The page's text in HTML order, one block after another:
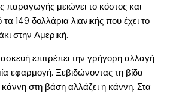
παραγωγής μειώνει το κόστος και
149 δολλάρια λιανικής που έχει το
στην Αμερική.
επιτρέπει την γρήγορη αλλαγή
εφαρμογή. Ξεβιδώνοντας τη βίδα
στη βάση αλλάζει η κάννη. Στα